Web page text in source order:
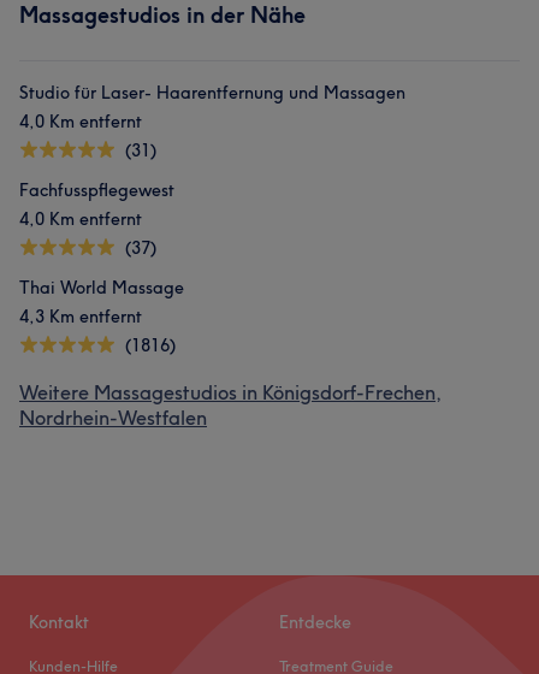
Massagestudios in der Nähe
Studio für Laser- Haarentfernung und Massagen
4,0 Km entfernt
(31)
Fachfusspflegewest
4,0 Km entfernt
(37)
Thai World Massage
4,3 Km entfernt
(1816)
Weitere Massagestudios in Königsdorf-Frechen,
Nordrhein-Westfalen
Kontakt
Kunden-Hilfe
Entdecke
Treatment Guide